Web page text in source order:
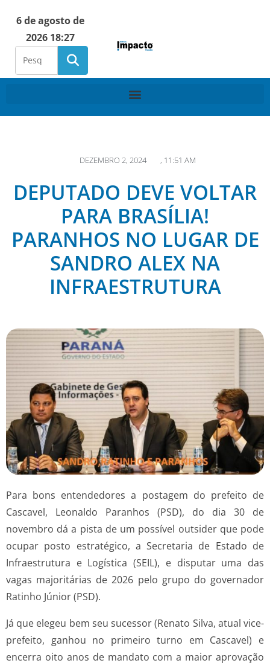
6 de agosto de
2026 18:27
DEZEMBRO 2, 2024 , 11:51 AM
DEPUTADO DEVE VOLTAR
PARA BRASÍLIA!
PARANHOS NO LUGAR DE
SANDRO ALEX NA
INFRAESTRUTURA
Para bons entendedores a postagem do prefeito de
Cascavel, Leonaldo Paranhos (PSD), do dia 30 de
novembro dá a pista de um possível outsider que pode
ocupar posto estratégico, a Secretaria de Estado de
Infraestrutura e Logística (SEIL), e disputar uma das
vagas majoritárias de 2026 pelo grupo do governador
Ratinho Júnior (PSD).
Já que elegeu bem seu sucessor (Renato Silva, atual vice-
prefeito, ganhou no primeiro turno em Cascavel) e
encerra oito anos de mandato com a maior aprovação